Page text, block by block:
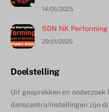
14/05/2025
SDN NK
29/01/2025
Doelstelling
Uit gesprekken en
danscentra/instellingen zijn